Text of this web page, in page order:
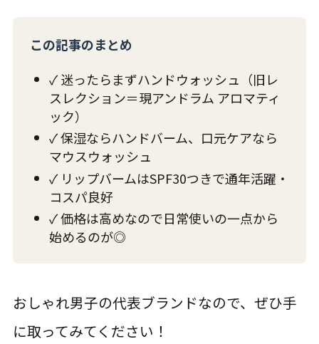
この記事のまとめ
✓ 迷ったらまずハンドウォッシュ（旧レ
スレクション＝現アンドラム アロマティ
ック）
✓ 保湿ならハンドバーム、口元ケアなら
マウスウォッシュ
✓ リップバームはSPF30つきで通年活躍・
コスパ良好
✓ 価格は高めなので日常使いの一点から
始めるのが◎
おしゃれ男子の代表ブランドなので、ぜひ手
に取ってみてください！